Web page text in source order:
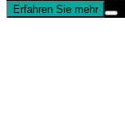
Erfahren Sie mehr